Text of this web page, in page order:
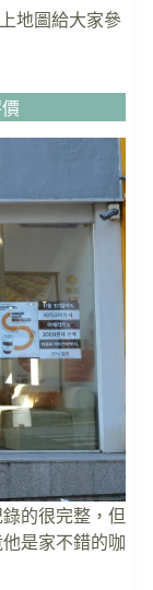
地圖給大家參
的很完整，但
是家不錯的咖